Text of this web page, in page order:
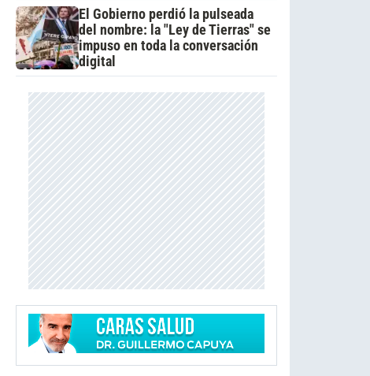
El Gobierno perdió la pulseada
del nombre: la "Ley de Tierras" se
impuso en toda la conversación
digital